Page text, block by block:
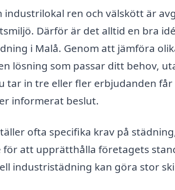
industrilokal ren och välskött är
Därför är det alltid en bra
i Malå. Genom att jämföra
lösning som passar ditt behov,
tar in tre eller fler erbjudanden
informerat beslut.
ofta specifika krav på
för att upprätthålla företagets
industristädning kan göra stor